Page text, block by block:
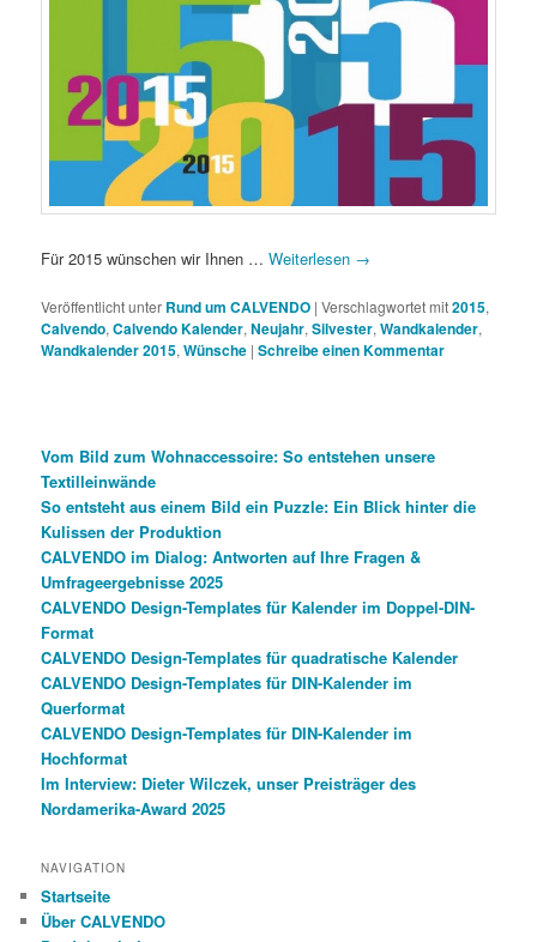
Für 2015 wünschen wir Ihnen …Weiterlesen →
Veröffentlicht unter Rund um CALVENDO |Verschlagwortet mit2015,
Calvendo,Calvendo Kalender,Neujahr,Silvester,Wandkalender,
Wandkalender 2015,Wünsche |Schreibe einen Kommentar
Vom Bild zum Wohnaccessoire: So entstehen unsere
Textilleinwände
So entsteht aus einem Bild ein Puzzle: Ein Blick hinter die
Kulissen der Produktion
CALVENDO im Dialog: Antworten auf Ihre Fragen &
Umfrageergebnisse 2025
CALVENDO Design-Templates für Kalender im Doppel-DIN-
Format
CALVENDO Design-Templates für quadratische Kalender
CALVENDO Design-Templates für DIN-Kalender im
Querformat
CALVENDO Design-Templates für DIN-Kalender im
Hochformat
Im Interview: Dieter Wilczek, unser Preisträger des
Nordamerika-Award 2025
NAVIGATION
Startseite
Über CALVENDO